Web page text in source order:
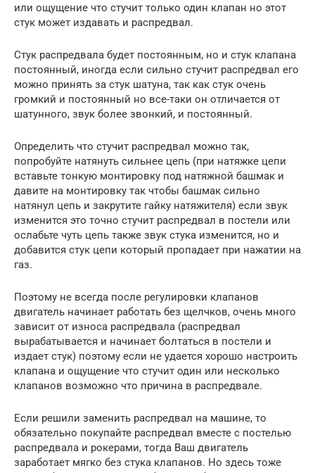
или ощущение что стучит только один клапан но этот
стук может издавать и распредвал.
Стук распредвала будет постоянным, но и стук клапана
постоянный, иногда если сильно стучит распредвал его
можно принять за стук шатуна, так как стук очень
громкий и постоянный но все-таки он отличается от
шатунного, звук более звонкий, и постоянный.
Определить что стучит распредвал можно так,
попробуйте натянуть сильнее цепь (при натяжке цепи
вставьте тонкую монтировку под натяжной башмак и
давите на монтировку так чтобы башмак сильно
натянул цепь и закрутите гайку натяжителя) если звук
изменится это точно стучит распредвал в постели или
ослабьте чуть цепь также звук стука изменится, но и
добавится стук цепи который пропадает при нажатии на
газ.
Поэтому не всегда после регулировки клапанов
двигатель начинает работать без щелчков, очень много
зависит от износа распредвала (распредвал
вырабатывается и начинает болтаться в постели и
издает стук) поэтому если не удается хорошо настроить
клапана и ощущение что стучит один или несколько
клапанов возможно что причина в распредвале.
Если решили заменить распредвал на машине, то
обязательно покупайте распредвал вместе с постелью
распредвала и рокерами, тогда Ваш двигатель
заработает мягко без стука клапанов. Но здесь тоже